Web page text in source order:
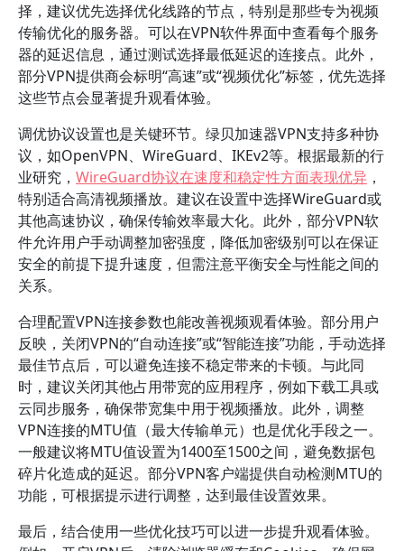
择，建议优先选择优化线路的节点，特别是那些专为视频
传输优化的服务器。可以在VPN软件界面中查看每个服务
器的延迟信息，通过测试选择最低延迟的连接点。此外，
部分VPN提供商会标明“高速”或“视频优化”标签，优先选择
这些节点会显著提升观看体验。
调优协议设置也是关键环节。绿贝加速器VPN支持多种协
议，如OpenVPN、WireGuard、IKEv2等。根据最新的行
业研究， WireGuard协议在速度和稳定性方面表现优异 ，
特别适合高清视频播放。建议在设置中选择WireGuard或
其他高速协议，确保传输效率最大化。此外，部分VPN软
件允许用户手动调整加密强度，降低加密级别可以在保证
安全的前提下提升速度，但需注意平衡安全与性能之间的
关系。
合理配置VPN连接参数也能改善视频观看体验。部分用户
反映，关闭VPN的“自动连接”或“智能连接”功能，手动选择
最佳节点后，可以避免连接不稳定带来的卡顿。与此同
时，建议关闭其他占用带宽的应用程序，例如下载工具或
云同步服务，确保带宽集中用于视频播放。此外，调整
VPN连接的MTU值（最大传输单元）也是优化手段之一。
一般建议将MTU值设置为1400至1500之间，避免数据包
碎片化造成的延迟。部分VPN客户端提供自动检测MTU的
功能，可根据提示进行调整，达到最佳设置效果。
最后，结合使用一些优化技巧可以进一步提升观看体验。